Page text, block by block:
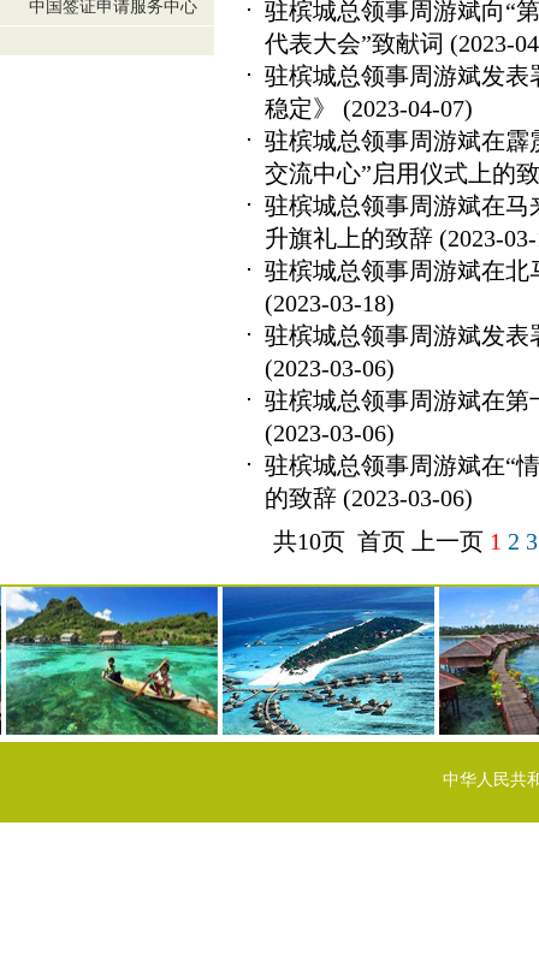
中国签证申请服务中心
驻槟城总领事周游斌向“
代表大会”致献词 (2023-
驻槟城总领事周游斌发
稳定》
(2023-04-07)
驻槟城总领事周游斌在
交流中心”启用仪式上的
驻槟城总领事周游斌在
升旗礼上的致辞 (2023-
驻槟城总领事周游斌在
(2023-03-18)
驻槟城总领事周游斌发
(2023-03-06)
驻槟城总领事周游斌在
(2023-03-06)
驻槟城总领事周游斌在“
的致辞 (2023-03-06)
共10页 首页 上一页 1 2 3
中华人民共